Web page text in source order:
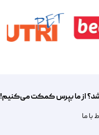
از ما بپرس کمکت می‌کنیم!
با ما